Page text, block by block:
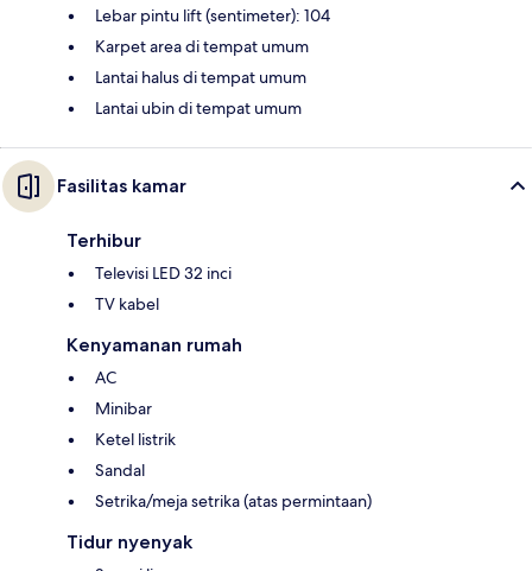
Lebar pintu lift (sentimeter): 104
Karpet area di tempat umum
Lantai halus di tempat umum
Lantai ubin di tempat umum
Fasilitas kamar
Terhibur
Televisi LED 32 inci
TV kabel
Kenyamanan rumah
AC
Minibar
Ketel listrik
Sandal
Setrika/meja setrika (atas permintaan)
Tidur nyenyak